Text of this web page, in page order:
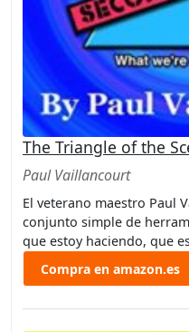
The Triangle of the
Paul Vaillancourt
El veterano maestro Paul
conjunto simple de
que estoy haciendo, que
Compra en amazon.es